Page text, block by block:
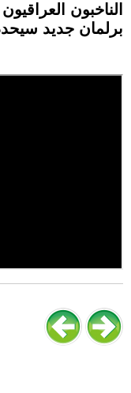
الناخبون
برلمان جديد